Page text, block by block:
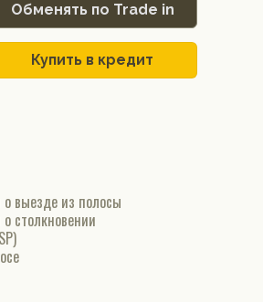
Обменять по Trade in
Купить в кредит
выезде из полосы
столкновении